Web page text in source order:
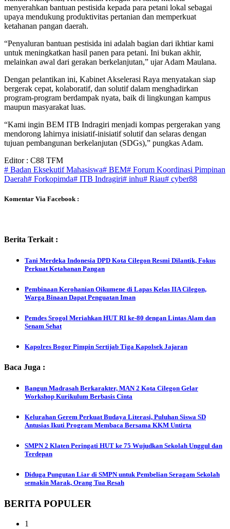
menyerahkan bantuan pestisida kepada para petani lokal sebagai
upaya mendukung produktivitas pertanian dan memperkuat
ketahanan pangan daerah.
“Penyaluran bantuan pestisida ini adalah bagian dari ikhtiar kami
untuk meningkatkan hasil panen para petani. Ini bukan akhir,
melainkan awal dari gerakan berkelanjutan,” ujar Adam Maulana.
Dengan pelantikan ini, Kabinet Akselerasi Raya menyatakan siap
bergerak cepat, kolaboratif, dan solutif dalam menghadirkan
program-program berdampak nyata, baik di lingkungan kampus
maupun masyarakat luas.
“Kami ingin BEM ITB Indragiri menjadi kompas pergerakan yang
mendorong lahirnya inisiatif-inisiatif solutif dan selaras dengan
tujuan pembangunan berkelanjutan (SDGs),” pungkas Adam.
Editor : C88 TFM
# Badan Eksekutif Mahasiswa# BEM# Forum Koordinasi Pimpinan
Daerah# Forkopimda# ITB Indragiri# inhu# Riau# cyber88
Komentar Via Facebook :
Berita Terkait :
Tani Merdeka Indonesia DPD Kota Cilegon Resmi Dilantik, Fokus
Perkuat Ketahanan Pangan
Pembinaan Kerohanian Oikumene di Lapas Kelas IIA Cilegon,
Warga Binaan Dapat Penguatan Iman
Pemdes Srogol Meriahkan HUT RI ke-80 dengan Lintas Alam dan
Senam Sehat
Kapolres Bogor Pimpin Sertijab Tiga Kapolsek Jajaran
Baca Juga :
Bangun Madrasah Berkarakter, MAN 2 Kota Cilegon Gelar
Workshop Kurikulum Berbasis Cinta
Kelurahan Gerem Perkuat Budaya Literasi, Puluhan Siswa SD
Antusias Ikuti Program Membaca Bersama KKM Untirta
SMPN 2 Klaten Peringati HUT ke 75 Wujudkan Sekolah Unggul dan
Terdepan
Diduga Pungutan Liar di SMPN untuk Pembelian Seragam Sekolah
semakin Marak, Orang Tua Resah
BERITA POPULER
1